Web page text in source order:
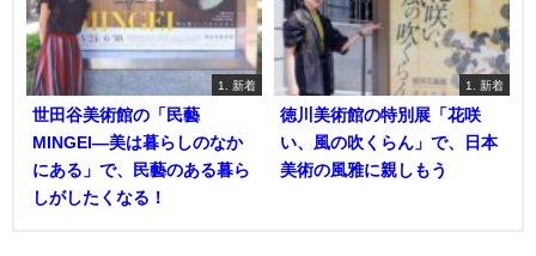
1. 新着
世田谷美術館の「民藝
MINGEI―美は暮らしのなか
にある」で、民藝のある暮ら
しがしたくなる！
1. 新着
徳川美術館の特別展「花咲
い、風の吹くらん」で、日本
美術の風雅に親しもう